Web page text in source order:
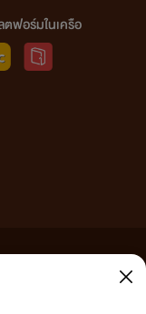
ฟอร์มในเครือ
งนั้นผู้อ่านทุกท่านโปรดใช้
ที่ขัดต่อกฎหมายและศีลธรรม